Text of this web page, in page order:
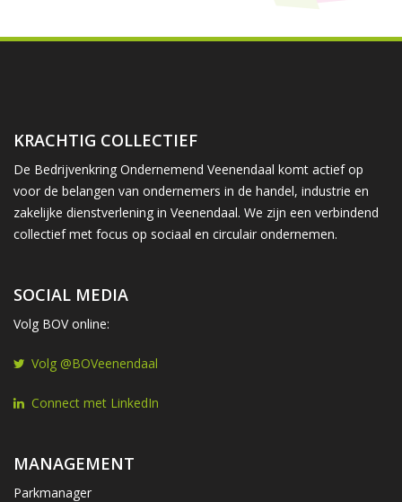
KRACHTIG COLLECTIEF
De Bedrijvenkring Ondernemend Veenendaal komt actief op
voor de belangen van ondernemers in de handel, industrie en
zakelijke dienstverlening in Veenendaal. We zijn een verbindend
collectief met focus op sociaal en circulair ondernemen.
SOCIAL MEDIA
Volg BOV online:
Volg @BOVeenendaal
Connect met LinkedIn
MANAGEMENT
Parkmanager